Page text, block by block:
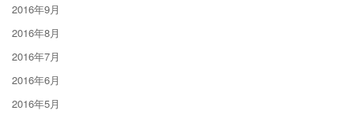
2016年9月
2016年8月
2016年7月
2016年6月
2016年5月